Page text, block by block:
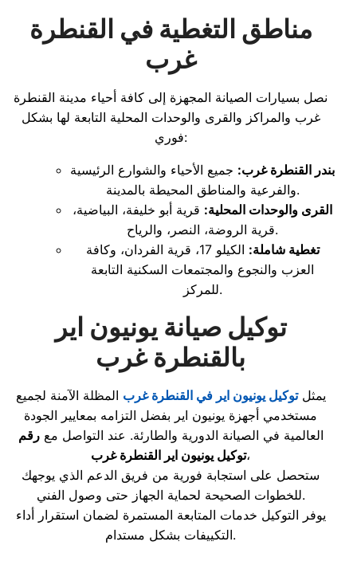
مناطق التغطية في القنطرة
غرب
نصل بسيارات الصيانة المجهزة إلى كافة أحياء مدينة القنطرة
غرب والمراكز والقرى والوحدات المحلية التابعة لها بشكل
فوري:
بندر القنطرة غرب: جميع الأحياء والشوارع الرئيسية
والفرعية والمناطق المحيطة بالمدينة.
القرى والوحدات المحلية: قرية أبو خليفة، البياضية،
قرية الروضة، النصر، والرياح.
تغطية شاملة:
الكيلو 17، قرية الفردان، وكافة
العزب والنجوع والمجتمعات السكنية التابعة
للمركز.
توكيل صيانة يونيون اير
بالقنطرة غرب
يمثلتوكيل يونيون اير في القنطرة غرب المظلة الآمنة لجميع
مستخدمي أجهزة يونيون اير بفضل التزامه بمعايير الجودة
العالمية في الصيانة الدورية والطارئة. عند التواصل معرقم
توكيل يونيون اير القنطرة غرب،
ستحصل على استجابة فورية من فريق الدعم الذي يوجهك
للخطوات الصحيحة لحماية الجهاز حتى وصول الفني.
يوفر التوكيل خدمات المتابعة المستمرة لضمان استقرار أداء
التكييفات بشكل مستدام.